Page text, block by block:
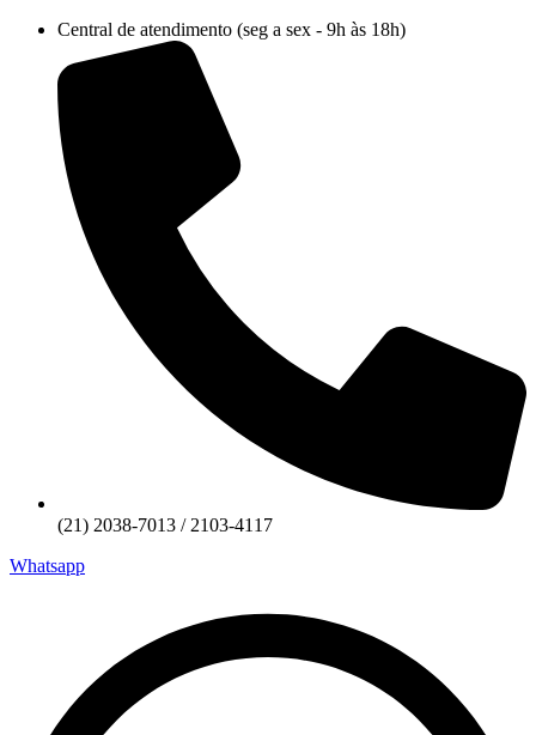
conteúdo
Central de atendimento (seg a sex - 9h às 18h)
(21) 2038-7013 / 2103-4117
Whatsapp